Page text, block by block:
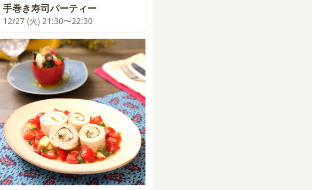
手巻き寿司パーティー
12/27 (火) 21:30〜22:30